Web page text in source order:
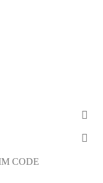
CODE